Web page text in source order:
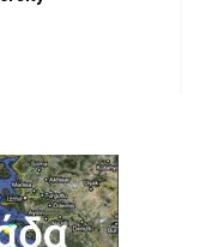
οδού Περιβόλι –